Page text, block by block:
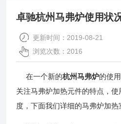
卓驰杭州马弗炉使用状
更新时间：2019-08-21
浏览次数：2016
在一个新的杭州马弗炉的使
关注马弗炉加热元件的特点，
度，下面我们详细的马弗炉加热